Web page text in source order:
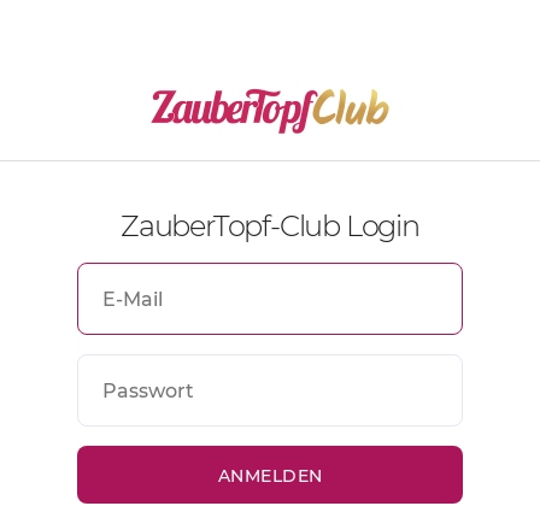
ZauberTopf-Club Login